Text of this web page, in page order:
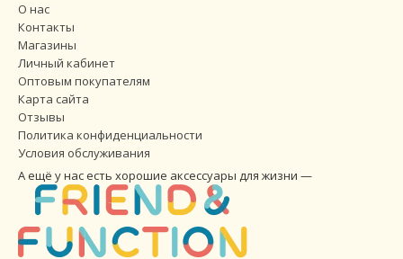
О нас
Контакты
Магазины
Личный кабинет
Оптовым покупателям
Карта сайта
Отзывы
Политика конфиденциальности
Условия обслуживания
А ещё у нас есть хорошие аксессуары для жизни —